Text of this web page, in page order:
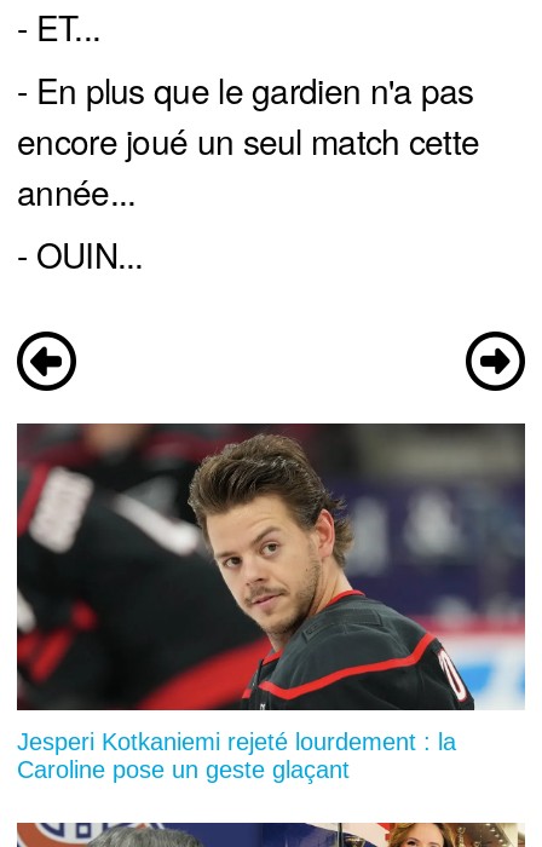
- ET...
- En plus que le gardien n'a pas
encore joué un seul match cette
année...
- OUIN...
Jesperi Kotkaniemi rejeté lourdement : la
Caroline pose un geste glaçant